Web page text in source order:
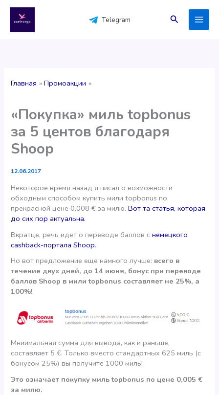
содержимому
Telegram Поиск
Главная Промоакции
«Покупка» миль topbonus
за 5 центов благодаря
Shoop
12.06.2017
Некоторое время назад я писал о возможности
обходным способом купить мили topbonus по
прекрасной цене 0,008 € за милю.Вот та статья, которая
до сих пор актуальна.
Вкратце, речь идет о переводе баллов снемецкого
cashback-портала Shoop.
Но вот предложение еще намного лучше: всего в
течение двух дней, до 14 июня, бонус при переводе
баллов Shoop в мили topbonus составляет не 25%, а
100%!
Мниимальная сумма для вывода, как и раньше,
составляет 5 €. Только вместо стандартных 625 миль (с
бонусом 25%) вы получите 1000 миль!
Это означает покупку миль topbonus по цене 0,005 €
за милю.